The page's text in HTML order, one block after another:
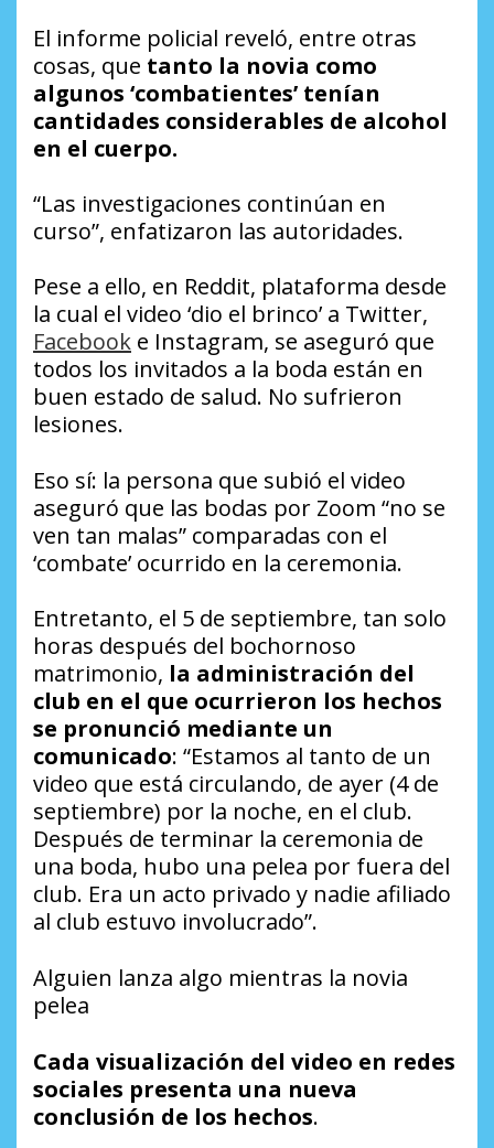
El informe policial reveló, entre otras
cosas, que tanto la novia como
algunos ‘combatientes’ tenían
cantidades considerables de alcohol
en el cuerpo.
“Las investigaciones continúan en
curso”, enfatizaron las autoridades.
Pese a ello, en Reddit, plataforma desde
la cual el video ‘dio el brinco’ a Twitter,
Facebook e Instagram, se aseguró que
todos los invitados a la boda están en
buen estado de salud. No sufrieron
lesiones.
Eso sí: la persona que subió el video
aseguró que las bodas por Zoom “no se
ven tan malas” comparadas con el
‘combate’ ocurrido en la ceremonia.
Entretanto, el 5 de septiembre, tan solo
horas después del bochornoso
matrimonio, la administración del
club en el que ocurrieron los hechos
se pronunció mediante un
comunicado: “Estamos al tanto de un
video que está circulando, de ayer (4 de
septiembre) por la noche, en el club.
Después de terminar la ceremonia de
una boda, hubo una pelea por fuera del
club. Era un acto privado y nadie afiliado
al club estuvo involucrado”.
Alguien lanza algo mientras la novia
pelea
Cada visualización del video en redes
sociales presenta una nueva
conclusión de los hechos.